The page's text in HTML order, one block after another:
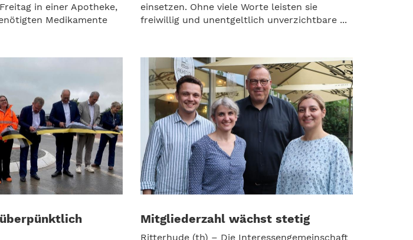
in einer Apotheke,
Medikamente
einsetzen. Ohne viele Worte leisten sie
freiwillig und unentgeltlich unverzichtbare ...
Mitgliederzahl wächst stetig
Ritterhude (th) – Die Interessengemeinschaft